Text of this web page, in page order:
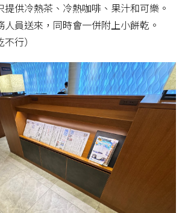
供冷熱茶、冷熱咖啡、果汁和可樂。
員送來，同時會一併附上小餅乾。
行）